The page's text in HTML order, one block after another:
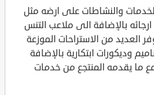
والنشاطات على ارضه مثل
بالإضافة الى ملاعب التنس
العديد من الاستراحات الموزعة
وديكورات ابتكارية بالإضافة
مع ما يقدمه المنتجع من خدمات